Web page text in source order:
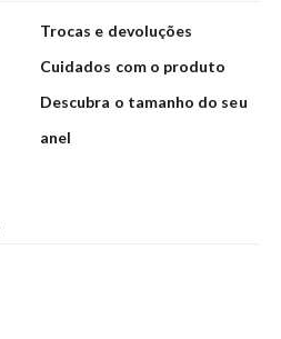
Trocas e devoluções
Cuidados com o produto
Descubra o tamanho do seu
anel